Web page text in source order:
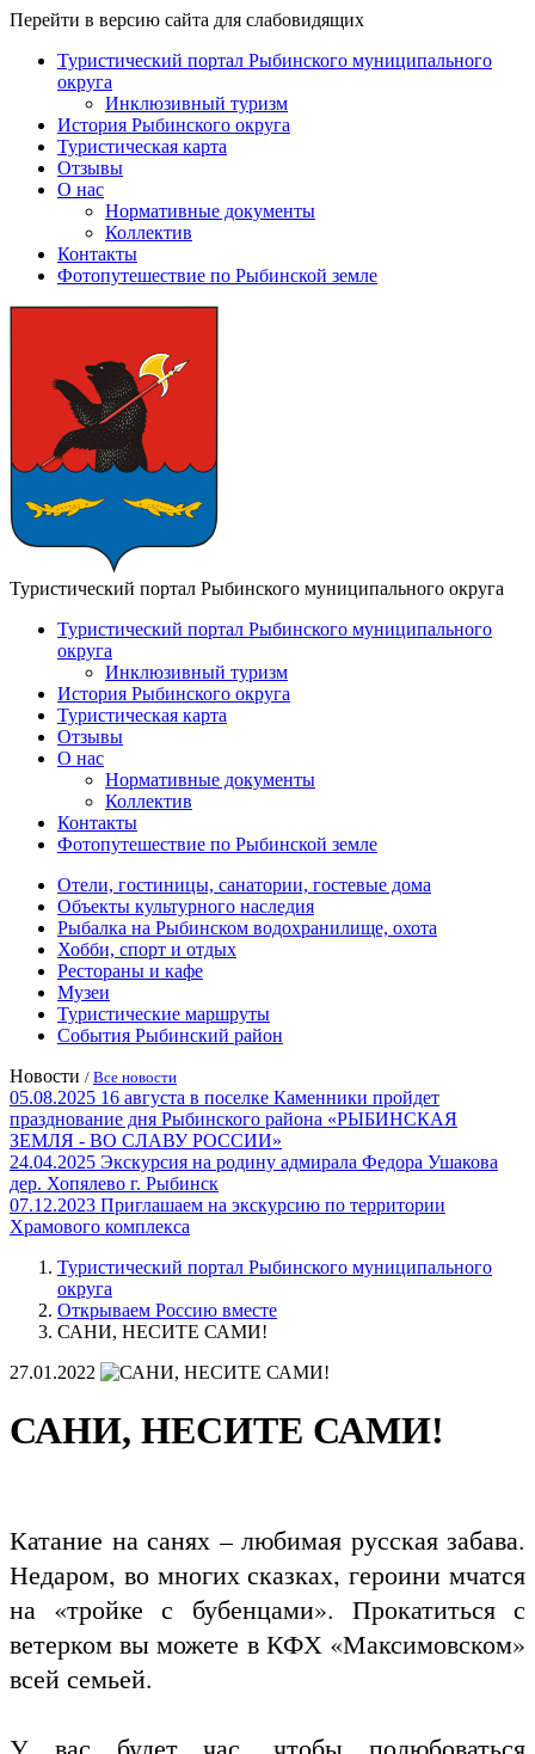
Перейти в версию сайта для слабовидящих
Туристический портал Рыбинского муниципального
округа
Инклюзивный туризм
История Рыбинского округа
Туристическая карта
Отзывы
О нас
Нормативные документы
Коллектив
Контакты
Фотопутешествие по Рыбинской земле
Туристический портал Рыбинского муниципального округа
Туристический портал Рыбинского муниципального
округа
Инклюзивный туризм
История Рыбинского округа
Туристическая карта
Отзывы
О нас
Нормативные документы
Коллектив
Контакты
Фотопутешествие по Рыбинской земле
Отели, гостиницы, санатории, гостевые дома
Объекты культурного наследия
Рыбалка на Рыбинском водохранилище, охота
Хобби, спорт и отдых
Рестораны и кафе
Музеи
Туристические маршруты
События Рыбинский район
Новости / Все новости
05.08.2025 16 августа в поселке Каменники пройдет
празднование дня Рыбинского района «РЫБИНСКАЯ
ЗЕМЛЯ - ВО СЛАВУ РОССИИ»
24.04.2025 Экскурсия на родину адмирала Федора Ушакова
дер. Хопялево г. Рыбинск
07.12.2023 Приглашаем на экскурсию по территории
Храмового комплекса
Туристический портал Рыбинского муниципального
округа
Открываем Россию вместе
САНИ, НЕСИТЕ САМИ!
27.01.2022
САНИ, НЕСИТЕ САМИ!
Катание на санях – любимая русская забава.
Недаром, во многих сказках, героини мчатся
на «тройке с бубенцами». Прокатиться с
ветерком вы можете в КФХ «Максимовском»
всей семьей.